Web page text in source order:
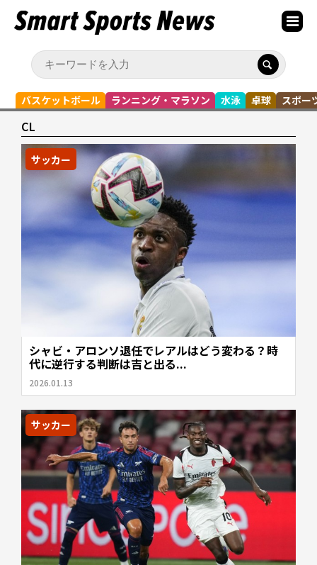
バスケットボール ランニング・マラソン 水泳 卓球 スポー
CL
サッカー
シャビ・アロンソ退任でレアルはどう変わる？時
代に逆行する判断は吉と出る...
2026.01.13
サッカー